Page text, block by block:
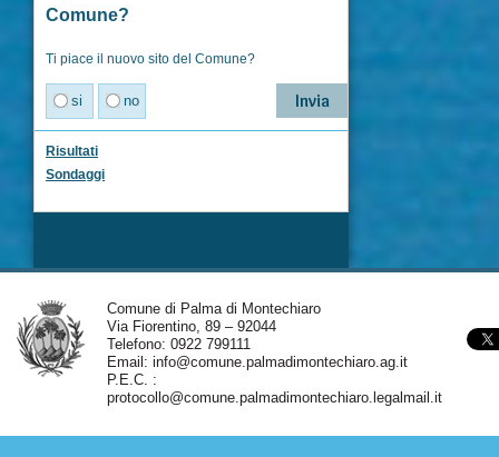
Comune?
Ti piace il nuovo sito del Comune?
si no
Risultati
Sondaggi
Comune di Palma di Montechiaro
Via Fiorentino, 89 – 92044
Telefono: 0922 799111
Email: info@comune.palmadimontechiaro.ag.it
P.E.C. :
protocollo@comune.palmadimontechiaro.legalmail.it